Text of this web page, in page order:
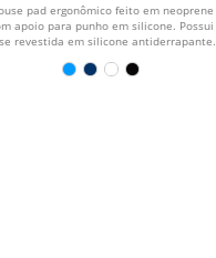
pad ergonômico feito em neoprene
apoio para punho em silicone. Possui
revestida em silicone antiderrapante.